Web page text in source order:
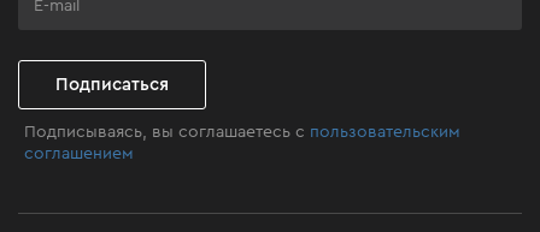
Клуб мастерства
Подписаться
Подписываясь, вы соглашаетесь с пользовательским
соглашением